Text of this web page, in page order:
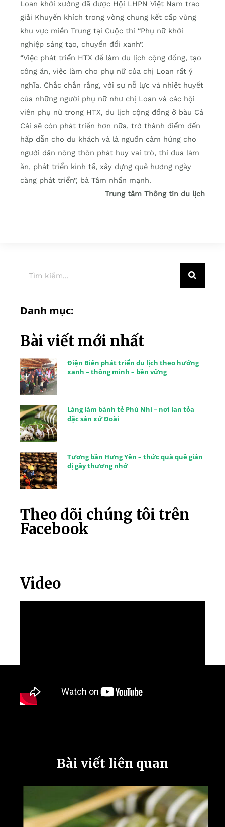
Loan khởi xướng đã được Hội LHPN Việt Nam trao
giải Khuyến khích trong vòng chung kết cấp vùng
khu vực miền Trung tại Cuộc thi “Phụ nữ khởi
nghiệp sáng tạo, chuyển đổi xanh”.
“Việc phát triển HTX để làm du lịch cộng đồng, tạo
công ăn, việc làm cho phụ nữ của chị Loan rất ý
nghĩa. Chắc chắn rằng, với sự nỗ lực và nhiệt huyết
của những người phụ nữ như chị Loan và các hội
viên phụ nữ trong HTX, du lịch cộng đồng ở bàu Cá
Cái sẽ còn phát triển hơn nữa, trở thành điểm đến
hấp dẫn cho du khách và là nguồn cảm hứng cho
người dân nông thôn phát huy vai trò, thi đua làm
ăn, phát triển kinh tế, xây dựng quê hương ngày
càng phát triển”, bà Tâm nhấn mạnh.
Trung tâm Thông tin du lịch
Danh mục:
Bài viết mới nhất
Điện Biên phát triển du lịch theo hướng
xanh – thông minh – bền vững
Làng làm bánh tẻ Phú Nhi – nơi lan tỏa
đặc sản xứ Đoài
Tương bần Hưng Yên – thức quà quê giản
dị gây thương nhớ
Theo dõi chúng tôi trên
Facebook
Video
Bài viết liên quan